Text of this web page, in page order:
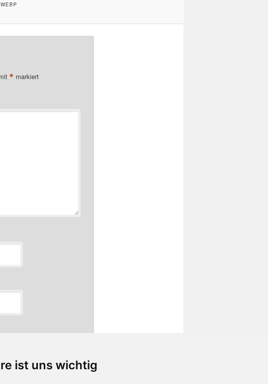
ist uns wichtig
* markiert